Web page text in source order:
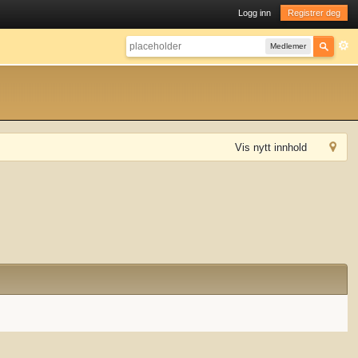
Logg inn Registrer deg
Medlemer
Vis nytt innhold